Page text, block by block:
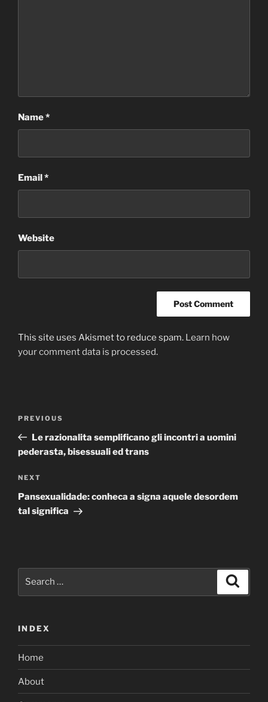
Name*
Email*
Website
This site uses Akismet to reduce spam. Learn how
your comment data is processed.
Previous
Post
PREVIOUS
Le razionalita semplificano gli incontri a uomini
pederasta, bisessuali ed trans
Next
Post
NEXT
Pansexualidade: conheca a signa aquele desordem
tal significa
INDEX
Home
About